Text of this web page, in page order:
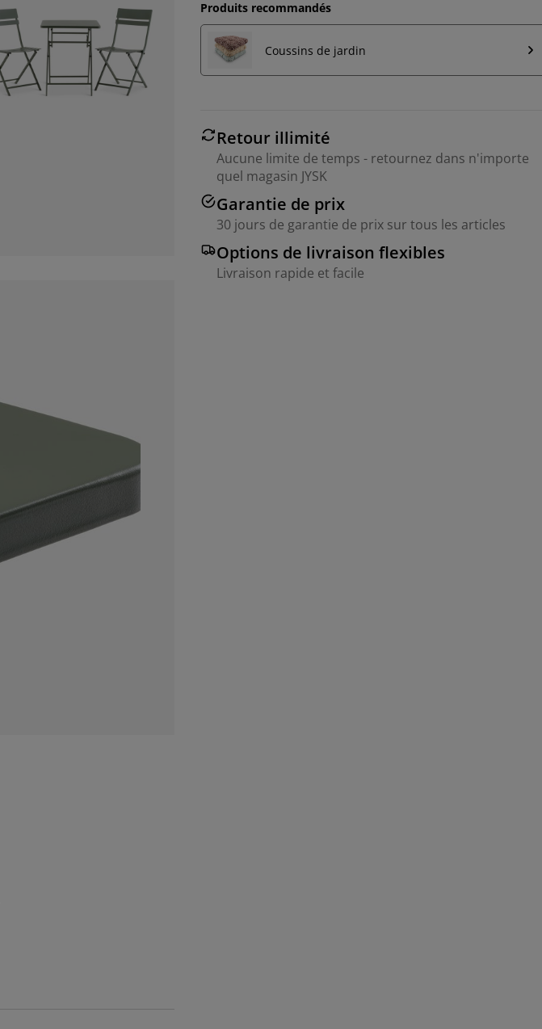
Produits recommandés
Coussins de jardin
Retour illimité
Aucune limite de temps - retournez dans n'importe
quel magasin JYSK
Garantie de prix
30 jours de garantie de prix sur tous les articles
Options de livraison flexibles
Livraison rapide et facile